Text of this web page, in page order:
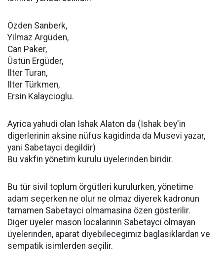
Özden Sanberk,
Yilmaz Argüden,
Can Paker,
Üstün Ergüder,
Ilter Turan,
Ilter Türkmen,
Ersin Kalaycioglu.
Ayrica yahudi olan Ishak Alaton da (Ishak bey'in
digerlerinin aksine nüfus kagidinda da Musevi yazar,
yani Sabetayci degildir)
Bu vakfin yönetim kurulu üyelerinden biridir.
Bu tür sivil toplum örgütleri kurulurken, yönetime
adam seçerken ne olur ne olmaz diyerek kadronun
tamamen Sabetayci olmamasina özen gösterilir.
Diger üyeler mason localarinin Sabetayci olmayan
üyelerinden, aparat diyebilecegimiz baglasiklardan ve
sempatik isimlerden seçilir.